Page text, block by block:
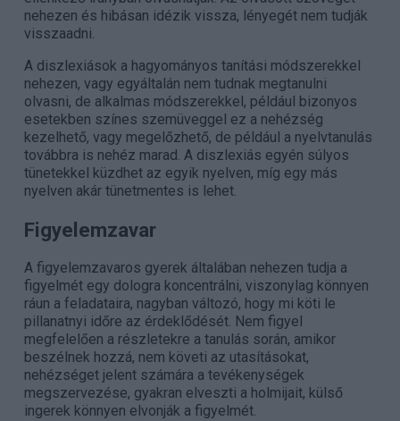
nehezen és hibásan idézik vissza, lényegét nem tudják
visszaadni.
A diszlexiások a hagyományos tanítási módszerekkel
nehezen, vagy egyáltalán nem tudnak megtanulni
olvasni, de alkalmas módszerekkel, például bizonyos
esetekben színes szemüveggel ez a nehézség
kezelhető, vagy megelőzhető, de például a nyelvtanulás
továbbra is nehéz marad. A diszlexiás egyén súlyos
tünetekkel küzdhet az egyik nyelven, míg egy más
nyelven akár tünetmentes is lehet.
Figyelemzavar
A figyelemzavaros gyerek általában nehezen tudja a
figyelmét egy dologra koncentrálni, viszonylag könnyen
ráun a feladataira, nagyban változó, hogy mi köti le
pillanatnyi időre az érdeklődését. Nem figyel
megfelelően a részletekre a tanulás során, amikor
beszélnek hozzá, nem követi az utasításokat,
nehézséget jelent számára a tevékenységek
megszervezése, gyakran elveszti a holmijait, külső
ingerek könnyen elvonják a figyelmét.